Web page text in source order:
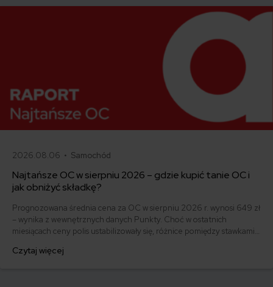
2026.08.06 • Samochód
Najtańsze OC w sierpniu 2026 – gdzie kupić tanie OC i
jak obniżyć składkę?
Prognozowana średnia cena za OC w sierpniu 2026 r. wynosi 649 zł
– wynika z wewnętrznych danych Punkty. Choć w ostatnich
miesiącach ceny polis ustabilizowały się, różnice pomiędzy stawkami
500 zł, inni – powyżej 1500 zł. Gdzie znaleźć najtańsze OC w Polsce
Czytaj więcej